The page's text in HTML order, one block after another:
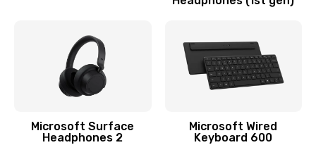
1100 руб.
Ремонт микросхемы Bluetooth
1100 руб.
Microsoft Surface
Headphones 2
Microsoft Wired
Keyboard 600